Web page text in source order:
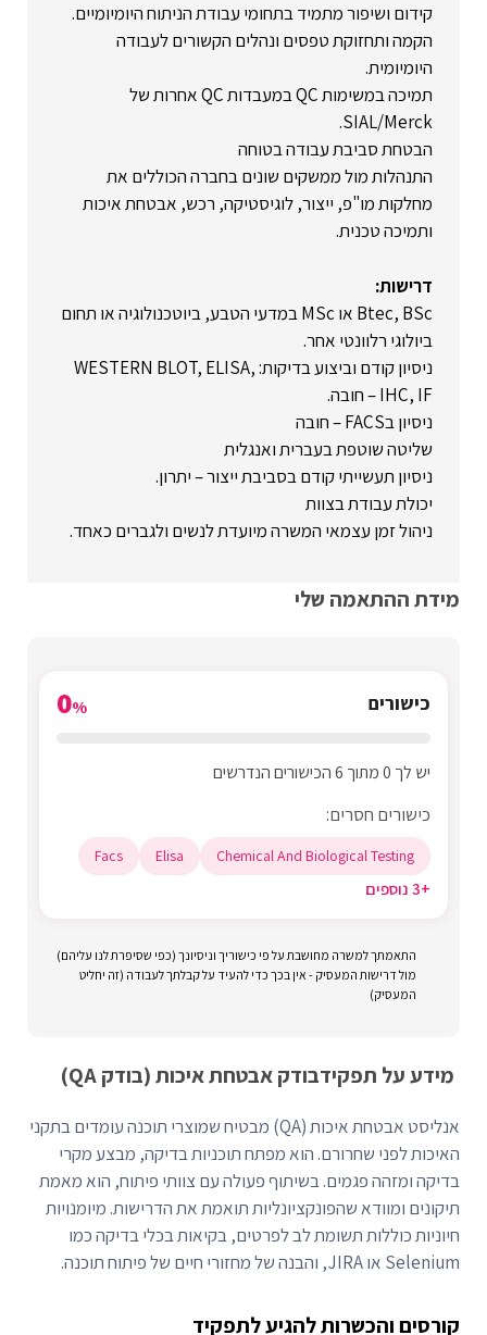
קידום ושיפור מתמיד בתחומי עבודת הניתוח היומיומיים.
הקמה ותחזוקת טפסים ונהלים הקשורים לעבודה
היומיומית.
תמיכה במשימות QC במעבדות QC אחרות של
SIAL/Merck.
הבטחת סביבת עבודה בטוחה
התנהלות מול ממשקים שונים בחברה הכוללים את
מחלקות מו"פ, ייצור, לוגיסטיקה, רכש, אבטחת איכות
ותמיכה טכנית.
דרישות:
Btec, BSc או MSc במדעי הטבע, ביוטכנולוגיה או תחום
ביולוגי רלוונטי אחר.
ניסיון קודם וביצוע בדיקות: WESTERN BLOT, ELISA,
IHC, IF – חובה.
ניסיון בFACS – חובה
שליטה שוטפת בעברית ואנגלית
ניסיון תעשייתי קודם בסביבת ייצור – יתרון.
יכולת עבודת בצוות
ניהול זמן עצמאי המשרה מיועדת לנשים ולגברים כאחד.
מידת ההתאמה שלי
כישורים 0%
יש לך 0 מתוך 6 הכישורים הנדרשים
כישורים חסרים:
Chemical And Biological Testing
Elisa
Facs
+3 נוספים
התאמתך למשרה מחושבת על פי כישוריך וניסיונך (כפי שסיפרת לנו עליהם)
מול דרישות המעסיק - אין בכך כדי להעיד על קבלתך לעבודה (זה יחליט
המעסיק)
מידע על תפקידבודק אבטחת איכות (בודק QA)
אנליסט אבטחת איכות (QA) מבטיח שמוצרי תוכנה עומדים בתקני
האיכות לפני שחרורם. הוא מפתח תוכניות בדיקה, מבצע מקרי
בדיקה ומזהה פגמים. בשיתוף פעולה עם צוותי פיתוח, הוא מאמת
תיקונים ומוודא שהפונקציונליות תואמת את הדרישות. מיומנויות
חיוניות כוללות תשומת לב לפרטים, בקיאות בכלי בדיקה כמו
Selenium או JIRA, והבנה של מחזורי חיים של פיתוח תוכנה.
קורסים והכשרות להגיע לתפקיד